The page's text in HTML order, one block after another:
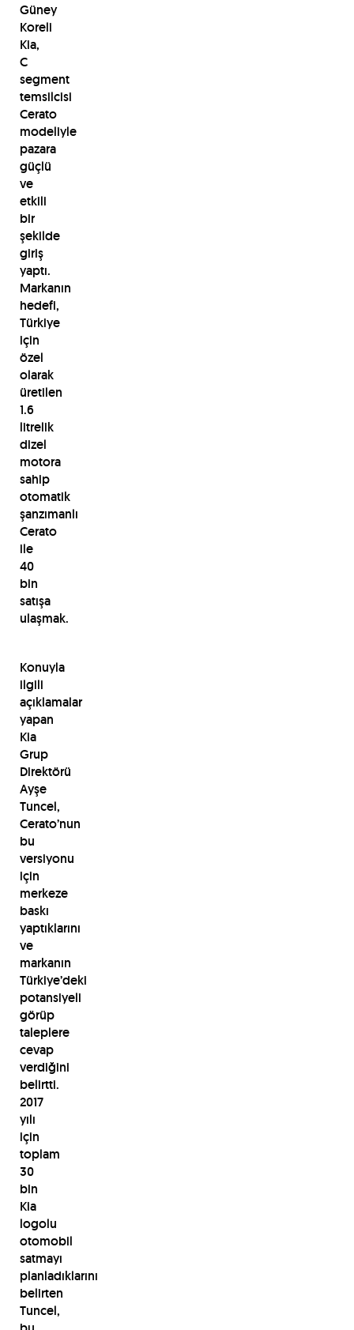
Güney
Koreli
Kia,
C
segment
temsilcisi
Cerato
modeliyle
pazara
güçlü
ve
etkili
bir
şekilde
giriş
yaptı.
Markanın
hedefi,
Türkiye
için
özel
olarak
üretilen
1.6
litrelik
dizel
motora
sahip
otomatik
şanzımanlı
Cerato
ile
40
bin
satışa
ulaşmak.
Konuyla
ilgili
açıklamalar
yapan
Kia
Grup
Direktörü
Ayşe
Tuncel,
Cerato’nun
bu
versiyonu
için
merkeze
baskı
yaptıklarını
ve
markanın
Türkiye’deki
potansiyeli
görüp
taleplere
cevap
verdiğini
belirtti.
2017
yılı
için
toplam
30
bin
Kia
logolu
otomobil
satmayı
planladıklarını
belirten
Tuncel,